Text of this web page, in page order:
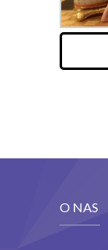
O NAS